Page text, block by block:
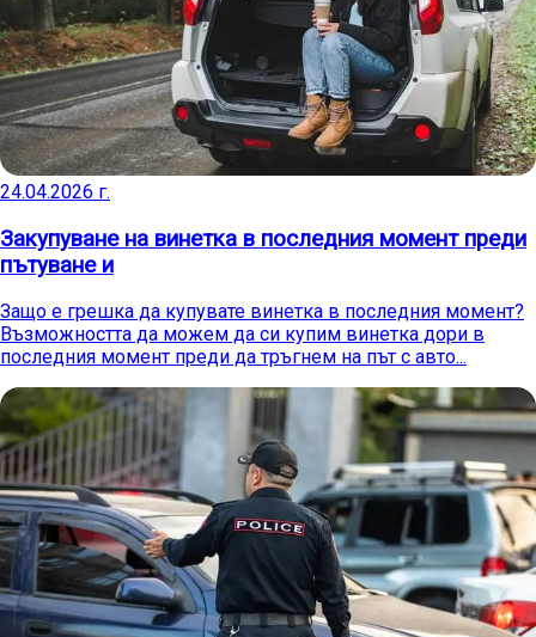
24.04.2026 г.
Закупуване на винетка в последния момент преди
пътуване и
Защо е грешка да купувате винетка в последния момент?
Възможността да можем да си купим винетка дори в
последния момент преди да тръгнем на път с авто...